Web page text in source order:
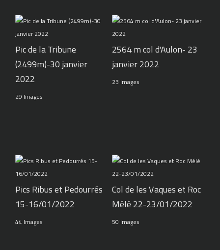
Pic de la Tribune
(2499m)-30 janvier
2022
29 Images
2564 m col d'Aulon- 23
janvier 2022
23 Images
Pics Ribus et Pedourrés
15-16/01/2022
44 Images
Col de les Vaques et Roc
Mélé 22-23/01/2022
50 Images